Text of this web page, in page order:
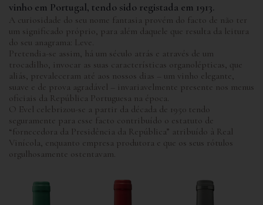
vinho em Portugal, tendo sido registada em 1913.
A curiosidade do seu nome fantasia provém do facto de não ter
um significado próprio, para além daquele que resulta da leitura
do seu anagrama: Leve.
Pretendia-se assim, há um século atrás e através de um
trocadilho, invocar as suas características organolépticas, que
aliás, prevaleceram até aos nossos dias – um vinho elegante,
suave e de prova agradável – invariavelmente presente nos menus
oficiais da República Portuguesa na época.
O Evel celebrizou-se a partir da década de 1950 tendo
seguramente para esse facto contribuído o estatuto de
“fornecedora da Presidência da República” atribuído à Real
Vinícola, enquanto empresa produtora e que os seus rótulos
orgulhosamente ostentavam.